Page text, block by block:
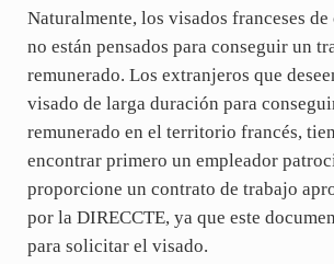
Naturalmente, los visados franceses
no están pensados para conseguir un
remunerado. Los extranjeros que
visado de larga duración para
remunerado en el territorio francés,
encontrar primero un empleador
proporcione un contrato de trabajo
por la DIRECCTE, ya que este
para solicitar el visado.